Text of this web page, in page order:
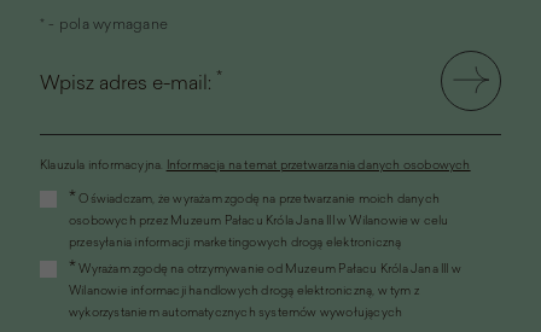
* - pola wymagane
Wpisz adres e-mail: *
Klauzula informacyjna. Informacja na temat przetwarzania danych osobowych
otworzy
nowym
oknie)
* Oświadczam, że wyrażam zgodę na przetwarzanie moich danych
osobowych przez Muzeum Pałacu Króla Jana III w Wilanowie w celu
przesyłania informacji marketingowych drogą elektroniczną
* Wyrażam zgodę na otrzymywanie od Muzeum Pałacu Króla Jana III w
Wilanowie informacji handlowych drogą elektroniczną, w tym z
wykorzystaniem automatycznych systemów wywołujących